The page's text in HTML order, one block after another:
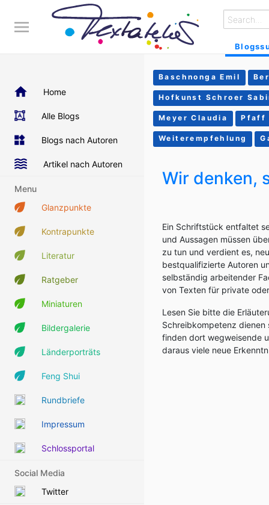
Home
Alle Blogs
Blogs nach Autoren
Artikel nach Autoren
Menu
Glanzpunkte
Kontrapunkte
Literatur
Ratgeber
Miniaturen
Bildergalerie
Länderporträts
Feng Shui
Rundbriefe
Impressum
Schlossportal
Social Media
Twitter
Baschnonga Emil
Hofkunst Schroer
Meyer Claudia Pfaff
Weiterempfehlung
Wir denken,
Ein Schriftstück entfaltet
und Aussagen müssen
zu tun und verdient es,
bestqualifizierte Autoren
selbständig arbeitender
von Texten für private
Lesen Sie bitte die
Schreibkompetenz dienen
finden dort wegweisende
daraus viele neue